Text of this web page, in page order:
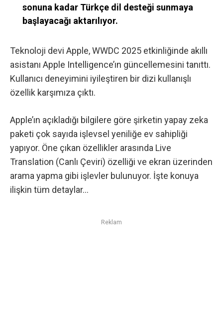
sonuna kadar Türkçe dil desteği sunmaya
başlayacağı aktarılıyor.
Teknoloji devi Apple, WWDC 2025 etkinliğinde akıllı
asistanı Apple Intelligence’ın güncellemesini tanıttı.
Kullanıcı deneyimini iyileştiren bir dizi kullanışlı
özellik karşımıza çıktı.
Apple’ın açıkladığı bilgilere göre şirketin yapay zeka
paketi çok sayıda işlevsel yeniliğe ev sahipliği
yapıyor. Öne çıkan özellikler arasında Live
Translation (Canlı Çeviri) özelliği ve ekran üzerinden
arama yapma gibi işlevler bulunuyor. İşte konuya
ilişkin tüm detaylar…
Reklam